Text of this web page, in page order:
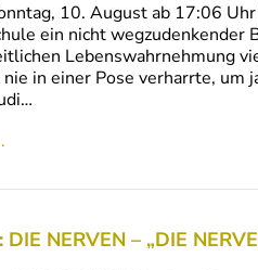
10. August ab 17:06
ein nicht
Lebenswahrnehmung
nie in einer Pose verharrte,
NERVEN – „DIE